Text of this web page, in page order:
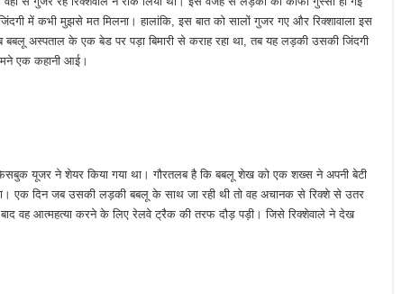
में कभी मुझसे मत मिलना। हालांकि, इस बात को सालों गुजर गए और रिक्शावाला इस
अस्पताल के एक बेड पर पड़ा बिमारी से कराह रहा था, तब यह लड़की उसकी जिंदगी
एक कहानी आई।
यूजर ने शेयर किया गया था। गौरतलब है कि बबलू शेख को एक शख्स ने अपनी बेटी
एक दिन जब उसकी लड़की बबलू के साथ जा रही थी तो वह अचानक से रिक्शे से उतर
वह आत्महत्या करने के लिए रेलवे ट्रैक की तरफ दौड़ पड़ी। जिसे रिक्शेवाले ने देख